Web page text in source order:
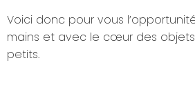
Voici donc pour vous
mains et avec le cœur des
petits.